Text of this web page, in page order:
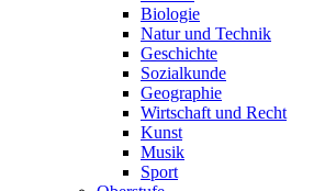
Biologie
Natur und Technik
Geschichte
Sozialkunde
Geographie
Wirtschaft und Recht
Kunst
Musik
Sport